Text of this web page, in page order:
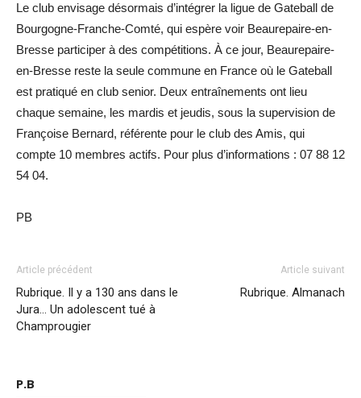
Le club envisage désormais d’intégrer la ligue de Gateball de
Bourgogne-Franche-Comté, qui espère voir Beaurepaire-en-
Bresse participer à des compétitions. À ce jour, Beaurepaire-
en-Bresse reste la seule commune en France où le Gateball
est pratiqué en club senior. Deux entraînements ont lieu
chaque semaine, les mardis et jeudis, sous la supervision de
Françoise Bernard, référente pour le club des Amis, qui
compte 10 membres actifs. Pour plus d’informations : 07 88 12
54 04.
PB
Article précédent
Rubrique. Il y a 130 ans dans le
Jura… Un adolescent tué à
Champrougier
Article suivant
Rubrique. Almanach
P.B